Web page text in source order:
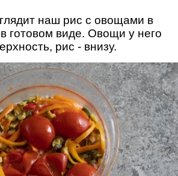
наш рис с овощами в
готовом виде. Овощи у него
рис - внизу.